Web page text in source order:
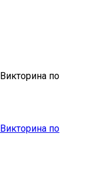
по
по